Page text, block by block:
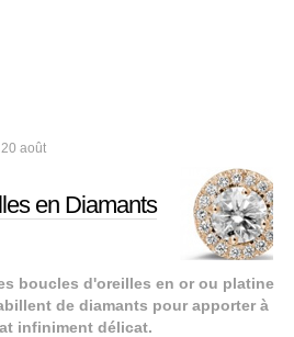
août
en Diamants
boucles d'oreilles en or ou platine
de diamants pour apporter à
infiniment délicat.